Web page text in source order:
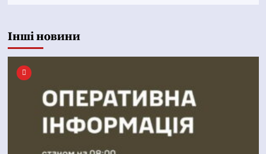
Інші новини